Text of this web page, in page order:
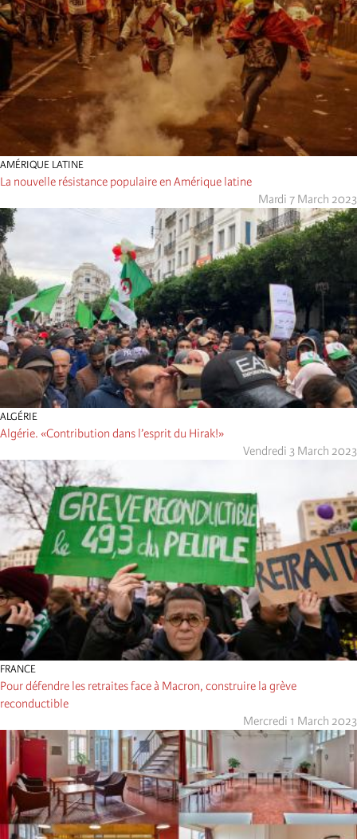
AMÉRIQUE LATINE
La nouvelle résistance populaire en Amérique latine
Mardi 7 March 2023
ALGÉRIE
Algérie. «Contribution dans l’esprit du Hirak!»
Vendredi 3 March 2023
FRANCE
Pour défendre les retraites face à Macron, construire la grève
reconductible
Mercredi 1 March 2023